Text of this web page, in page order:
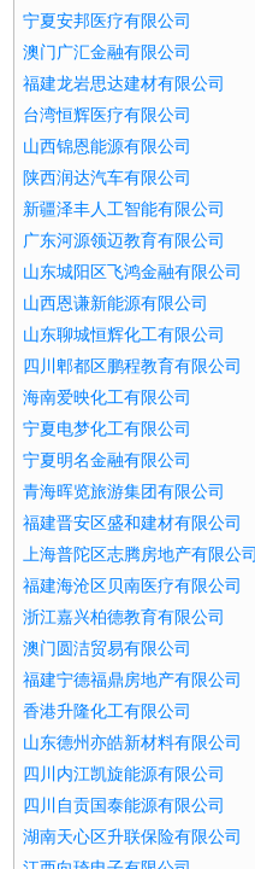
宁夏安邦医疗有限公司
澳门广汇金融有限公司
福建龙岩思达建材有限公司
台湾恒辉医疗有限公司
山西锦恩能源有限公司
陕西润达汽车有限公司
新疆泽丰人工智能有限公司
广东河源领迈教育有限公司
山东城阳区飞鸿金融有限公司
山西恩谦新能源有限公司
山东聊城恒辉化工有限公司
四川郫都区鹏程教育有限公司
海南爱映化工有限公司
宁夏电梦化工有限公司
宁夏明名金融有限公司
青海晖览旅游集团有限公司
福建晋安区盛和建材有限公司
上海普陀区志腾房地产有限公司
福建海沧区贝南医疗有限公司
浙江嘉兴柏德教育有限公司
澳门圆洁贸易有限公司
福建宁德福鼎房地产有限公司
香港升隆化工有限公司
山东德州亦皓新材料有限公司
四川内江凯旋能源有限公司
四川自贡国泰能源有限公司
湖南天心区升联保险有限公司